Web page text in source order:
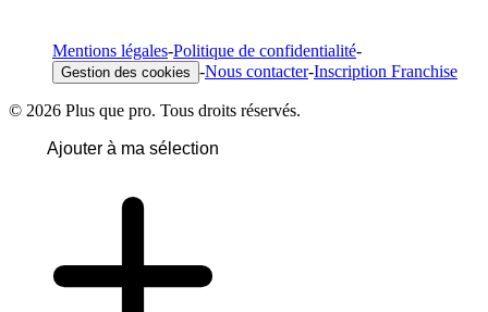
Mentions légales-Politique de confidentialité-
Gestion des cookies -Nous contacter-Inscription Franchise
© 2026 Plus que pro. Tous droits réservés.
Ajouter à ma sélection